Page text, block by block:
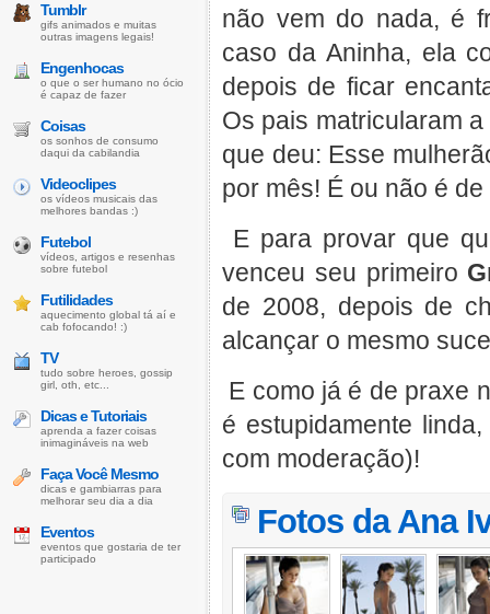
não vem do nada, é
caso da Aninha, ela
depois de ficar
Os pais matricularam
que deu: Esse
por mês! É ou não é
E para provar que
venceu seu primeiro
de 2008, depois de
alcançar o mesmo
E como já é de praxe
é estupidamente
com moderação)!
Fotos daAna
Tumblr
gifs animados e muitas
outras imagens legais!
Engenhocas
o que o ser humano no ócio
é capaz de fazer
Coisas
os sonhos de consumo
daqui da cabilandia
Videoclipes
os vídeos musicais das
melhores bandas :)
Futebol
vídeos, artigos e resenhas
sobre futebol
Futilidades
aquecimento global tá aí e
cab fofocando! :)
TV
tudo sobre heroes, gossip
girl, oth, etc...
Dicas e Tutoriais
aprenda a fazer coisas
inimagináveis na web
Faça Você Mesmo
dicas e gambiarras para
melhorar seu dia a dia
Eventos
eventos que gostaria de ter
participado